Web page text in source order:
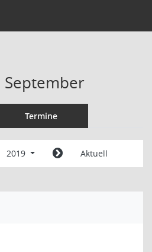
September
Termine
2019 Aktuell